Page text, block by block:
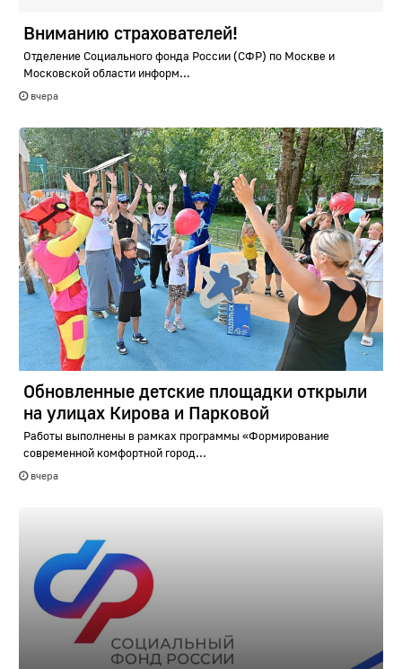
Вниманию страхователей!
Отделение Социального фонда России (СФР) по Москве и
Московской области информ...
вчера
Обновленные детские площадки открыли
на улицах Кирова и Парковой
Работы выполнены в рамках программы «Формирование
современной комфортной город...
вчера